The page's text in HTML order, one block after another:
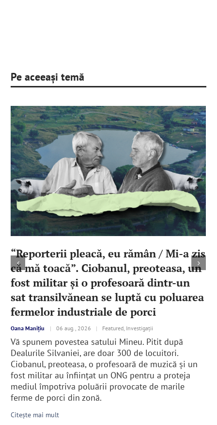
Pe aceeași temă
“Reporterii pleacă, eu rămân / Mi-a zis
că mă toacă”. Ciobanul, preoteasa, un
fost militar şi o profesoară dintr-un
sat transilvănean se luptă cu poluarea
fermelor industriale de porci
Oana Manițiu | 06 aug., 2026 | Featured, Investigații
Vă spunem povestea satului Mineu. Pitit după
Dealurile Silvaniei, are doar 300 de locuitori.
Ciobanul, preoteasa, o profesoară de muzică şi un
fost militar au înfiinţat un ONG pentru a proteja
mediul împotriva poluării provocate de marile
ferme de porci din zonă.
Citește mai mult